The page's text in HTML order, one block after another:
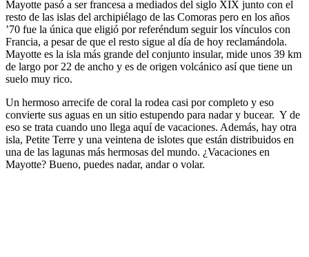
Mayotte pasó a ser francesa a mediados del siglo XIX junto con el
resto de las islas del archipiélago de las Comoras pero en los años
’70 fue la única que eligió por referéndum seguir los vínculos con
Francia, a pesar de que el resto sigue al día de hoy reclamándola.
Mayotte es la isla más grande del conjunto insular, mide unos 39 km
de largo por 22 de ancho y es de origen volcánico así que tiene un
suelo muy rico.
Un hermoso arrecife de coral la rodea casi por completo y eso
convierte sus aguas en un sitio estupendo para nadar y bucear. Y de
eso se trata cuando uno llega aquí de vacaciones. Además, hay otra
isla, Petite Terre y una veintena de islotes que están distribuidos en
una de las lagunas más hermosas del mundo. ¿Vacaciones en
Mayotte? Bueno, puedes nadar, andar o volar.